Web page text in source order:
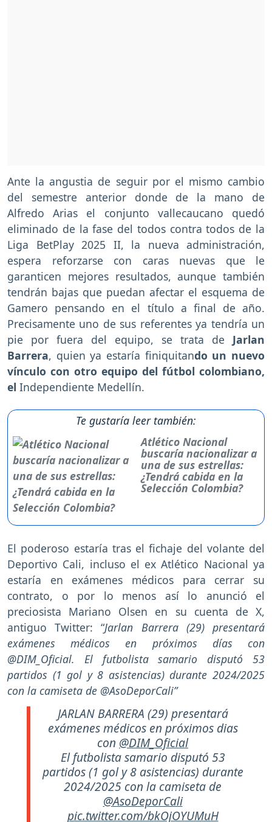
Ante la angustia de seguir por el mismo cambio
del semestre anterior donde de la mano de
Alfredo Arias el conjunto vallecaucano quedó
eliminado de la fase del todos contra todos de la
Liga BetPlay 2025 II, la nueva administración,
espera reforzarse con caras nuevas que le
garanticen mejores resultados, aunque también
tendrán bajas que puedan afectar el esquema de
Gamero pensando en el título a final de año.
Precisamente uno de sus referentes ya tendría un
pie por fuera del equipo, se trata de Jarlan
Barrera, quien ya estaría finiquitando un nuevo
vínculo con otro equipo del fútbol colombiano,
el Independiente Medellín.
Te gustaría leer también:
Atlético Nacional
buscaría nacionalizar a
una de sus estrellas:
¿Tendrá cabida en la
Selección Colombia?
El poderoso estaría tras el fichaje del volante del
Deportivo Cali, incluso el ex Atlético Nacional ya
estaría en exámenes médicos para cerrar su
contrato, o por lo menos así lo anunció el
preciosista Mariano Olsen en su cuenta de X,
antiguo Twitter: “Jarlan Barrera (29) presentará
exámenes médicos en próximos días con
@DIM_Oficial. El futbolista samario disputó 53
partidos (1 gol y 8 asistencias) durante 2024/2025
con la camiseta de @AsoDeporCali”
JARLAN BARRERA (29) presentará
exámenes médicos en próximos dias
con @DIM_Oficial
El futbolista samario disputó 53
partidos (1 gol y 8 asistencias) durante
2024/2025 con la camiseta de
@AsoDeporCali
pic.twitter.com/bkOjOYUMuH